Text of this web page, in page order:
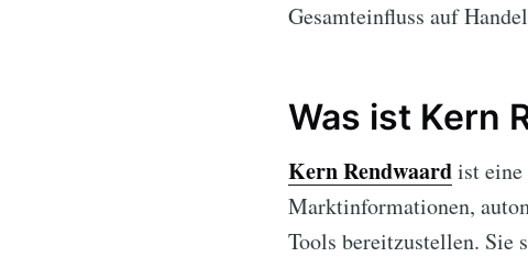
Gesamteinfluss auf
Was ist Kern
Kern Rendwaardist
Marktinformationen,
Tools bereitzustellen. Sie